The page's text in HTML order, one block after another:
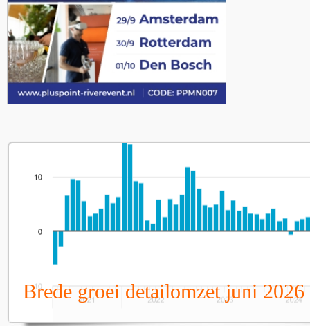
Brede groei detailomzet juni 2026